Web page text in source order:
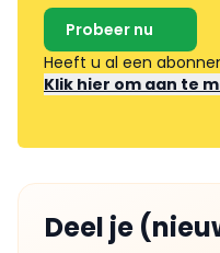
Probeer nu
Heeft u al een
Klik hier om aan te
Deel je